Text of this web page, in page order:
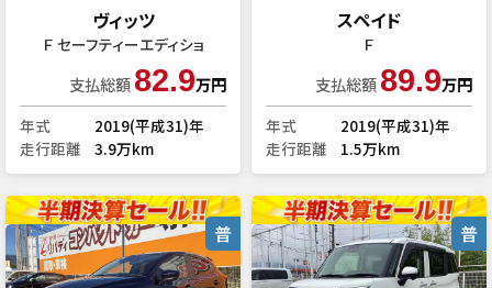
ヴィッツ
Ｆ セーフティーエディショ
支払総額82.9万円
年式
2019(平成31)年
走行距離
3.9万km
スペイド
Ｆ
支払総額89.9万円
年式
2019(平成31)年
走行距離
1.5万km
普 普